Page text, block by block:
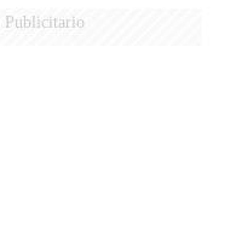
Publicitario